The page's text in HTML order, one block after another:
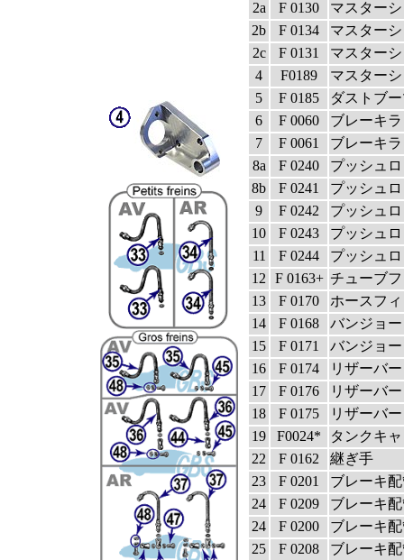
2a
F 0130
マスター
2b
F 0134
マスター
2c
F 0131
マスター
4
F0189
マスター
5
F 0185
ダストブ
6
F 0060
ブレーキ
7
F 0061
ブレーキ
8a
F 0240
プッシュ
8b
F 0241
プッシュ
9
F 0242
プッシュ
10
F 0243
プッシュ
11
F 0244
プッシュ
12
F 0163+ チューブ
13
F 0170
ホースフ
14
F 0168
バンジョ
15
F 0171
バンジョ
16
F 0174
リザーバ
17
F 0176
リザーバ
18
F 0175
リザーバ
19
F0024*
タンクキ
22
F 0162
継ぎ手
23
F 0201
ブレーキ
24
F 0209
ブレーキ
24
F 0200
ブレーキ
25
F 0208
ブレーキ